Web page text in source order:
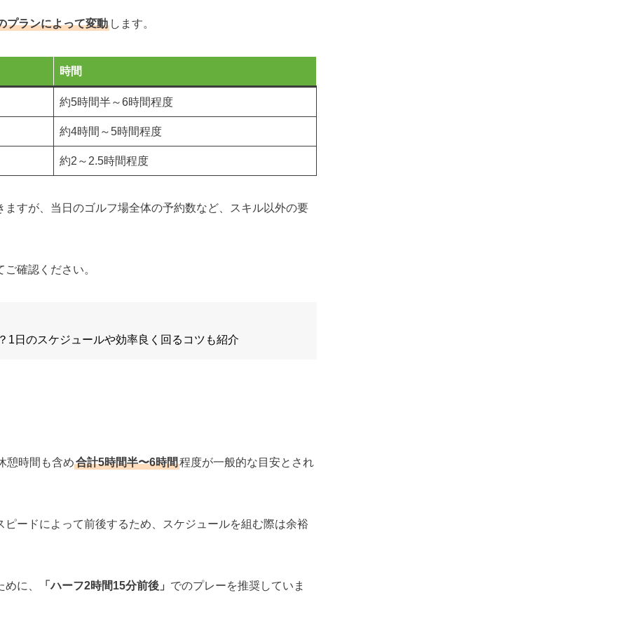
プランによって変動 します。
時間
約5時間半～6時間程度
約4時間～5時間程度
約2～2.5時間程度
すが、当日のゴルフ場全体の予約数など、スキル以外の要
確認ください。
1日のスケジュールや効率良く回るコツも紹介
憩時間も含め合計5時間半〜6時間程度が一般的な目安とされ
ードによって前後するため、スケジュールを組む際は余裕
に、 「ハーフ2時間15分前後」 でのプレーを推奨していま